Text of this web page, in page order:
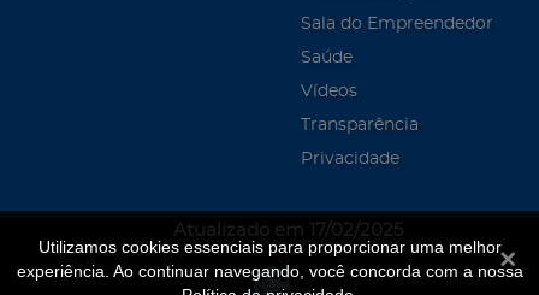
Utilizamos cookies essenciais para proporcionar uma melhor
experiência. Ao continuar navegando, você concorda com a nossa
Sala do Empreendedor
Saúde
Vídeos
Transparência
Privacidade
Atualizado em 17/02/2025